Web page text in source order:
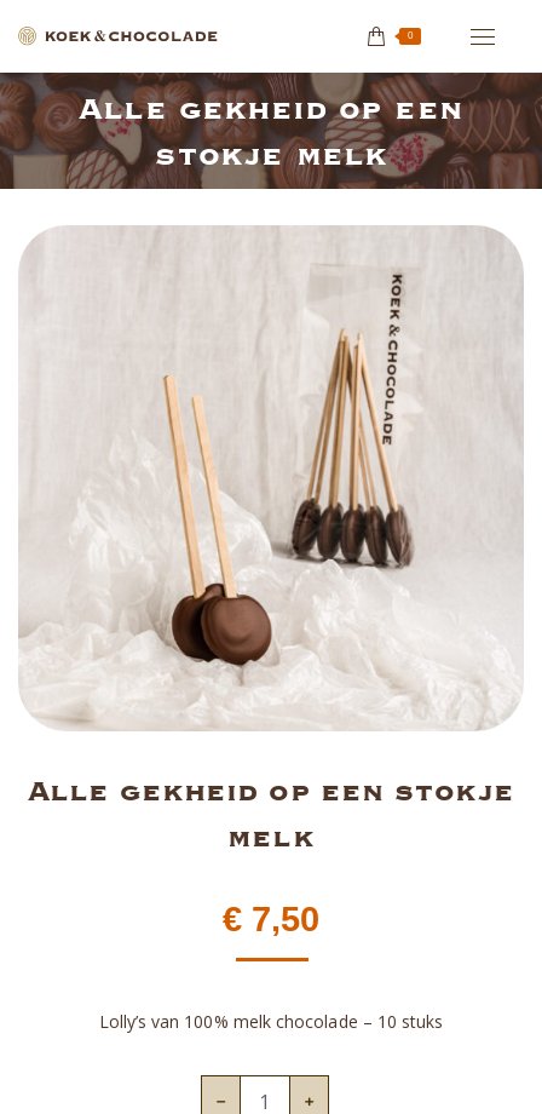
0
Alle gekheid op een
stokje melk
Je bent hier:
Alle gekheid op een stokje
melk
€7,50
Lolly’s van 100% melk chocolade – 10 stuks